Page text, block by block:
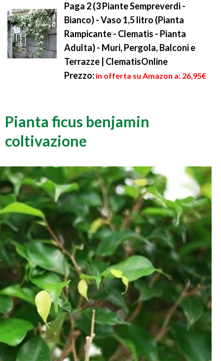
Paga 2 (3 Piante Sempreverdi -
Bianco) - Vaso 1,5 litro (Pianta
Rampicante - Clematis - Pianta
Adulta) - Muri, Pergola, Balconi e
Terrazze | ClematisOnline
Prezzo: in offerta su Amazon a: 26,95€
Pianta ficus benjamin
coltivazione